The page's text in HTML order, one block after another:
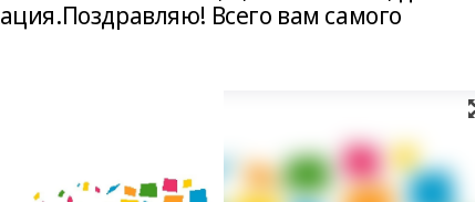
Всего вам самого